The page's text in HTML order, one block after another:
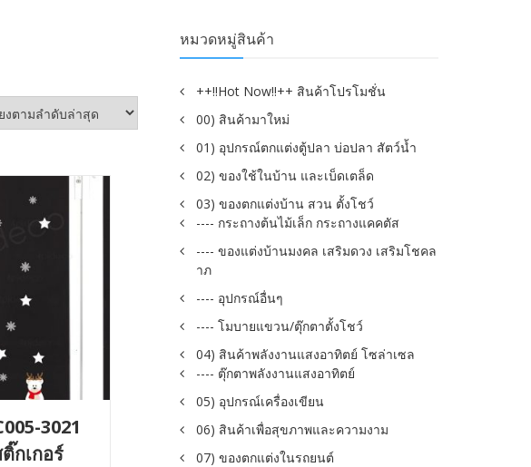
3021
กเกอร์
หมวดหมู่สินค้า
++!!Hot Now!!++ สินค้าโปรโมชั่น
00) สินค้ามาใหม่
01) อุปกรณ์ตกแต่งตู้ปลา บ่อปลา สัตว์น้ำ
02) ของใช้ในบ้าน และเบ็ดเตล็ด
03) ของตกแต่งบ้าน สวน ตั้งโชว์
---- กระถางต้นไม้เล็ก กระถางแคคตัส
---- ของแต่งบ้านมงคล เสริมดวง เสริมโชคล
าภ
---- อุปกรณ์อื่นๆ
---- โมบายแขวน/ตุ๊กตาตั้งโชว์
04) สินค้าพลังงานแสงอาทิตย์ โซล่าเซล
---- ตุ๊กตาพลังงานแสงอาทิตย์
05) อุปกรณ์เครื่องเขียน
06) สินค้าเพื่อสุขภาพและความงาม
07) ของตกแต่งในรถยนต์